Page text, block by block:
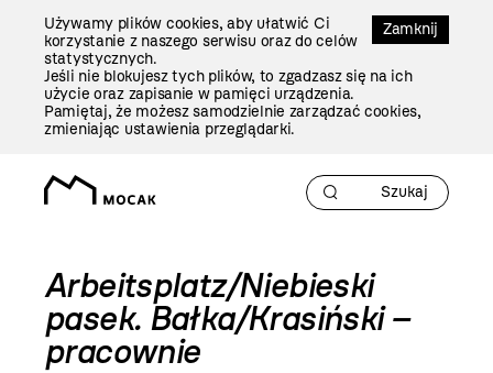
Zamknij
Używamy plików cookies, aby ułatwić Ci
korzystanie z naszego serwisu oraz do celów
statystycznych.
Jeśli nie blokujesz tych plików, to zgadzasz się na ich
użycie oraz zapisanie w pamięci urządzenia.
Pamiętaj, że możesz samodzielnie zarządzać cookies,
zmieniając ustawienia przeglądarki.
Arbeitsplatz/Niebieski
pasek. Bałka/Krasiński –
pracownie